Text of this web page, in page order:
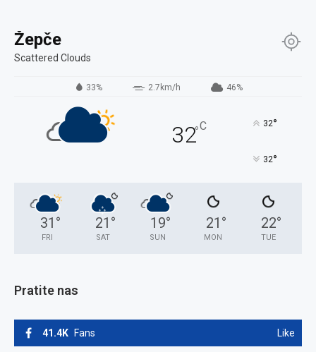
Žepče
Scattered Clouds
33% 2.7km/h 46%
32°C 32°
32°
31 °
FRI
21 °
SAT
19°
SUN
21 °
MON
22°
TUE
Pratite nas
41.4K Fans Like